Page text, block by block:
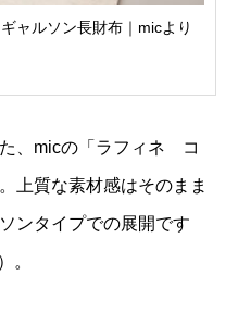
ャルソン長財布｜micより
、micの「ラフィネ コ
上質な素材感はそのまま
ンタイプでの展開です
。